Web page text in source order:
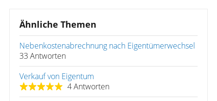
Ähnliche Themen
Nebenkostenabrechnung nach Eigentümerwechsel
33 Antworten
Verkauf von Eigentum
4 Antworten